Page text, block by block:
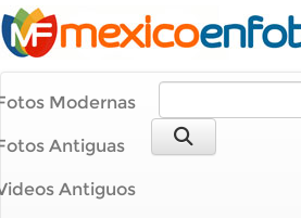
Modernas
Antiguas
Antiguos